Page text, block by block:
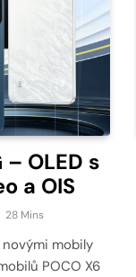
– OLED s
a OIS
28 Mins
mobily
POCO X6